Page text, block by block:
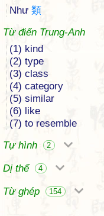
Như 類
Từ điển Trung-Anh
(1) kind
(2) type
(3) class
(4) category
(5) similar
(6) like
(7) to resemble
Tự hình
2
Dị thể 4
Từ ghép 154